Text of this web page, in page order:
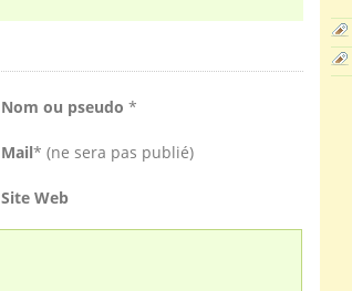
Nom ou pseudo *
Mail* (ne sera pas publié)
Site Web